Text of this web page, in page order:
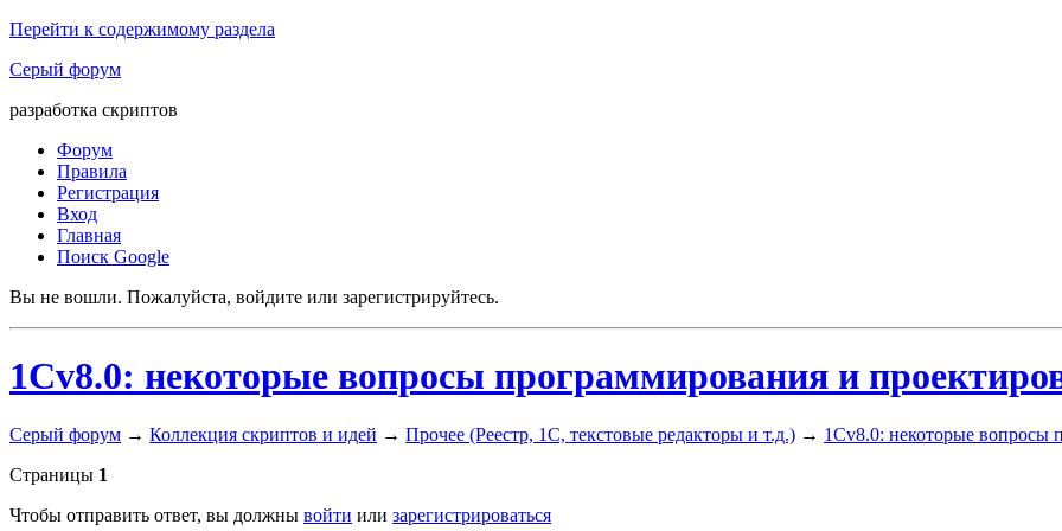
Перейти к содержимому раздела
Серый форум
разработка скриптов
Форум
Правила
Регистрация
Вход
Главная
Поиск Google
Вы не вошли. Пожалуйста, войдите или зарегистрируйтесь.
1Cv8.0: некоторые вопросы программирования и
Серый форум → Коллекция скриптов и идей → Прочее (Реестр, 1С, текстовые редакторы и т.д.) → 1Cv8.0: некоторые вопросы
Страницы 1
Чтобы отправить ответ, вы должны войти или зарегистрироваться